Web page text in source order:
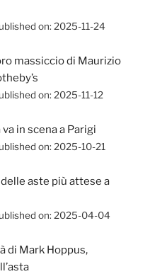
on: 2025-11-24
massiccio di Maurizio
on: 2025-11-12
in scena a Parigi
on: 2025-10-21
aste più attese a
on: 2025-04-04
di Mark Hoppus,